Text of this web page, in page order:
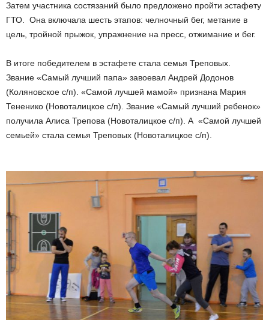
Затем участника состязаний было предложено пройти эстафету
ГТО. Она включала шесть этапов: челночный бег, метание в
цель, тройной прыжок, упражнение на пресс, отжимание и бег.
В итоге победителем в эстафете стала семья Треповых.
Звание «Самый лучший папа» завоевал Андрей Додонов
(Коляновское с/п). «Самой лучшей мамой» признана Мария
Тененико (Новоталицкое с/п). Звание «Самый лучший ребенок»
получила Алиса Трепова (Новоталицкое с/п). А «Самой лучшей
семьей» стала семья Треповых (Новоталицкое с/п).